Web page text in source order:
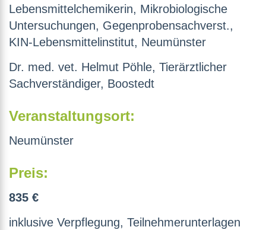
Lebensmittelchemikerin, Mikrobiologische
Untersuchungen, Gegenprobensachverst.,
KIN-Lebensmittelinstitut, Neumünster
Dr. med. vet. Helmut Pöhle, Tierärztlicher
Sachverständiger, Boostedt
Veranstaltungsort:
Neumünster
Preis:
835 €
inklusive Verpflegung, Teilnehmerunterlagen